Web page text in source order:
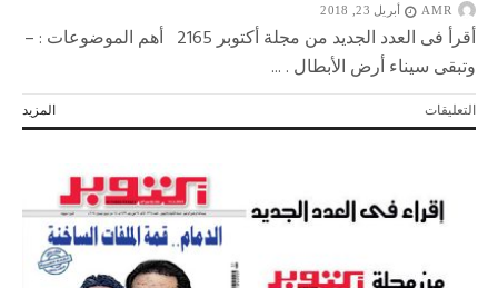
AMR أبريل 23, 2018
أقرأ فى العدد الجديد من مجلة أكتوبر 2165 أهم الموضوعات : –
وتبقى سيناء أرض الأبطال . ...
المزيد التعليقاتعلى
أقرأ
من
مغلقة